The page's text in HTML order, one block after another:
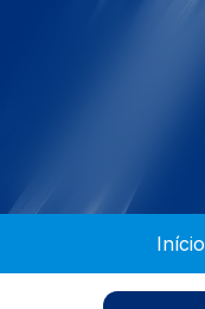
Início